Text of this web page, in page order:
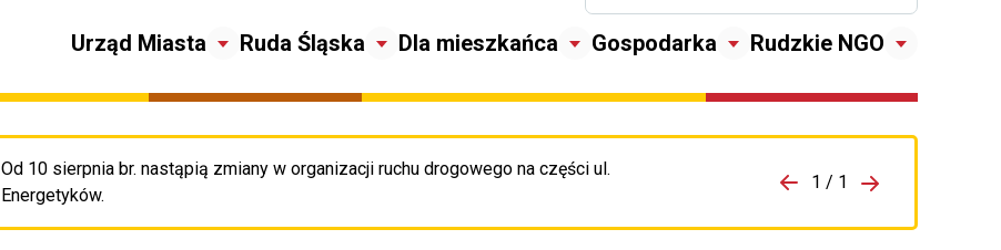
Urząd Miasta Ruda Śląska Dla mieszkańca Gospodarka Rudzkie NGO
Od 10 sierpnia br. nastąpią zmiany w organizacji ruchu drogowego na części ul.
Energetyków.
Przejdź do porzpedniego komunikatu 1 / 1
Przejdź do